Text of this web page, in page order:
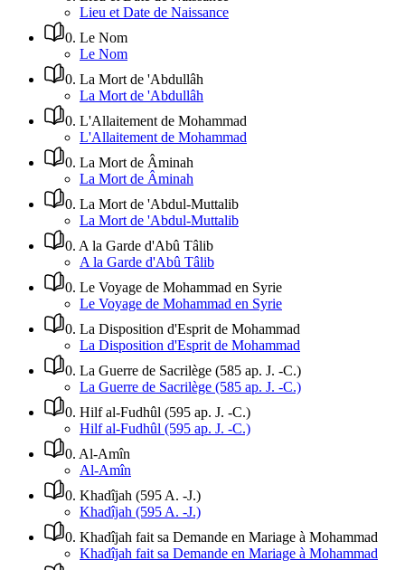
Lieu et Date de Naissance
0. Le Nom
Le Nom
0. La Mort de 'Abdullâh
La Mort de 'Abdullâh
0. L'Allaitement de Mohammad
L'Allaitement de Mohammad
0. La Mort de Âminah
La Mort de Âminah
0. La Mort de 'Abdul-Muttalib
La Mort de 'Abdul-Muttalib
0. A la Garde d'Abû Tâlib
A la Garde d'Abû Tâlib
0. Le Voyage de Mohammad en Syrie
Le Voyage de Mohammad en Syrie
0. La Disposition d'Esprit de Mohammad
La Disposition d'Esprit de Mohammad
0. La Guerre de Sacrilège (585 ap. J. -C.)
La Guerre de Sacrilège (585 ap. J. -C.)
0. Hilf al-Fudhûl (595 ap. J. -C.)
Hilf al-Fudhûl (595 ap. J. -C.)
0. Al-Amîn
Al-Amîn
0. Khadîjah (595 A. -J.)
Khadîjah (595 A. -J.)
0. Khadîjah fait sa Demande en Mariage à Mohammad
Khadîjah fait sa Demande en Mariage à Mohammad